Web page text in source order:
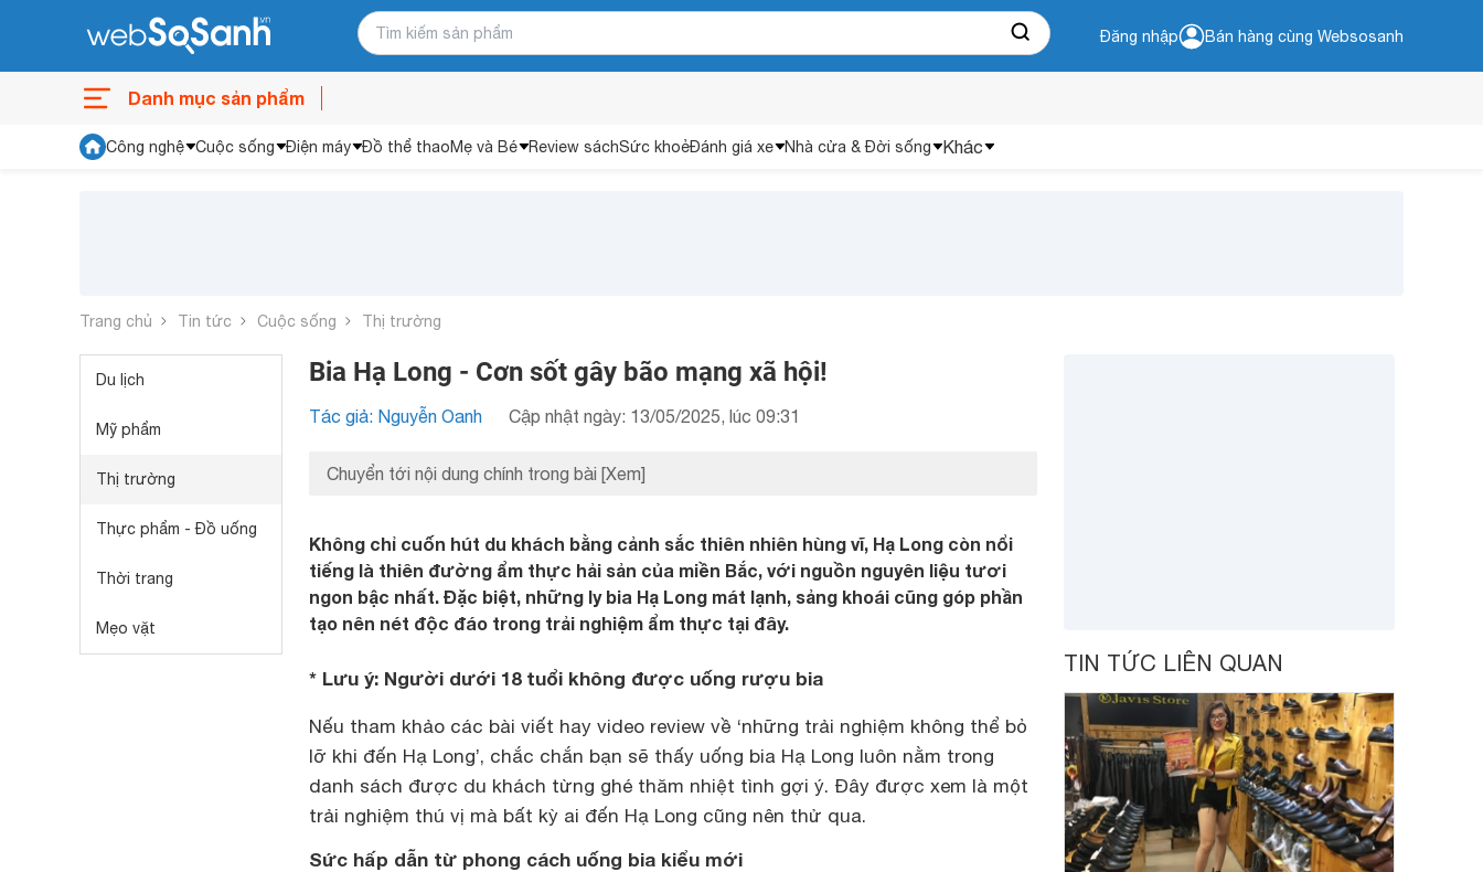
Đăng nhập Bán hàng cùng Websosanh
Danh mục sản phẩm
Công nghệ Cuộc sống Điện máy Đồ thể thaoMẹ và Bé Review sáchSức khoẻĐánh giá xe Nhà cửa & Đời sống Khác
Trang chủ Tin tức Cuộc sống Thị trường
Du lịch
Mỹ phẩm
Thị trường
Thực phẩm - Đồ uống
Thời trang
Mẹo vặt
Bia Hạ Long - Cơn sốt gây bão mạng xã hội!
Tác giả: Nguyễn Oanh Cập nhật ngày: 13/05/2025, lúc 09:31
Chuyển tới nội dung chính trong bài [Xem]
Không chỉ cuốn hút du khách bằng cảnh sắc thiên nhiên hùng vĩ, Hạ Long còn nổi
tiếng là thiên đường ẩm thực hải sản của miền Bắc, với nguồn nguyên liệu tươi
ngon bậc nhất. Đặc biệt, những ly bia Hạ Long mát lạnh, sảng khoái cũng góp phần
tạo nên nét độc đáo trong trải nghiệm ẩm thực tại đây.
* Lưu ý: Người dưới 18 tuổi không được uống rượu bia
Nếu tham khảo các bài viết hay video review về ‘những trải nghiệm không thể bỏ
lỡ khi đến Hạ Long’, chắc chắn bạn sẽ thấy uống bia Hạ Long luôn nằm trong
danh sách được du khách từng ghé thăm nhiệt tình gợi ý. Đây được xem là một
trải nghiệm thú vị mà bất kỳ ai đến Hạ Long cũng nên thử qua.
Sức hấp dẫn từ phong cách uống bia kiểu mới
TIN TỨC LIÊN QUAN